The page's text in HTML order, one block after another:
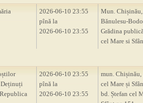
2026-06-10 23:55
pînă la
2026-06-10 23:55
Mun. Chișinău,
Bănulesu-
Grădina
cel Mare si
2026-06-10 23:55
pînă la
2026-06-10 23:55
mun. Chișinău,
cel Mare și
bd. Ștefan cel